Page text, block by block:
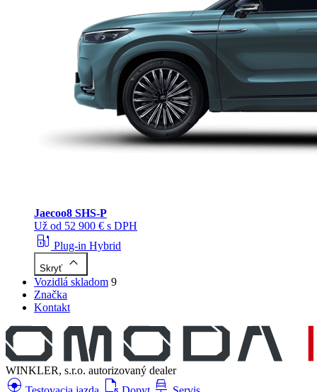
Jaecoo8 SHS-P
Už od 52 900 € s DPH
ev_station Plug-in Hybrid
Skryť keyboard_arrow_up
Vozidlá skladom 9
Značka
Kontakt
WINKLER, s.r.o. autorizovaný dealer
search_hands_free file_open car_repair